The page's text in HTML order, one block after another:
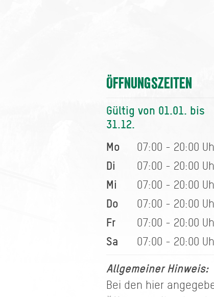
Öffnungszeiten
Gültig von 01.01. bis
31.12.
Mo
07:00 - 20:00
Di 07:00 - 20:00
Mi 07:00 - 20:00
Do 07:00 - 20:00
Fr 07:00 - 20:00
Sa 07:00 - 20:00
Allgemeiner Hinweis:
Bei den hier